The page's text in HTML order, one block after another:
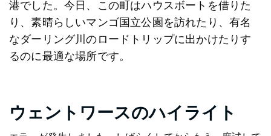
港でした。今日、この町はハウスボートを借りた
り、素晴らしいマンゴ国立公園を訪れたり、有名
なダーリング川のロードトリップに出かけたりす
るのに最適な場所です。
ウェントワースのハイライト